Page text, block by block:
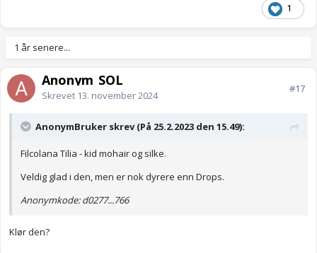
1
1 år senere...
Anonym_SOL
Skrevet 13. november 2024
#17
AnonymBruker skrev (På 25.2.2023 den 15.49):
Filcolana Tilia - kid mohair og silke.
Veldig glad i den, men er nok dyrere enn Drops.
Anonymkode: d0277...766
Klør den?